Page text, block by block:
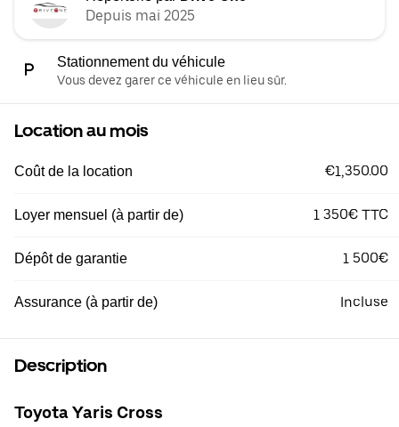
Depuis mai 2025
Stationnement du véhicule
Vous devez garer ce véhicule en lieu sûr.
Location au mois
Coût de la location €1,350.00
Loyer mensuel (à partir de) 1 350€ TTC
Dépôt de garantie 1 500€
Assurance (à partir de) Incluse
Description
Toyota Yaris Cross